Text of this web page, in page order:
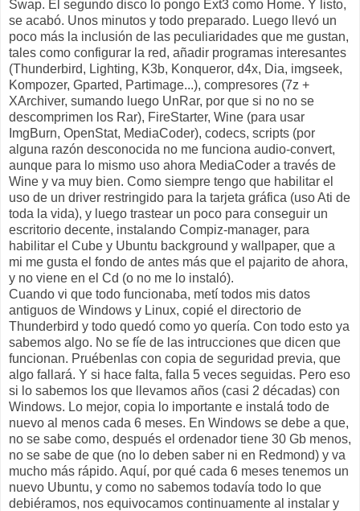
Swap. El segundo disco lo pongo Ext3 como Home. Y listo,
se acabó. Unos minutos y todo preparado. Luego llevó un
poco más la inclusión de las peculiaridades que me gustan,
tales como configurar la red, añadir programas interesantes
(Thunderbird, Lighting, K3b, Konqueror, d4x, Dia, imgseek,
Kompozer, Gparted, Partimage...), compresores (7z +
XArchiver, sumando luego UnRar, por que si no no se
descomprimen los Rar), FireStarter, Wine (para usar
ImgBurn, OpenStat, MediaCoder), codecs, scripts (por
alguna razón desconocida no me funciona audio-convert,
aunque para lo mismo uso ahora MediaCoder a través de
Wine y va muy bien. Como siempre tengo que habilitar el
uso de un driver restringido para la tarjeta gráfica (uso Ati de
toda la vida), y luego trastear un poco para conseguir un
escritorio decente, instalando Compiz-manager, para
habilitar el Cube y Ubuntu background y wallpaper, que a
mi me gusta el fondo de antes más que el pajarito de ahora,
y no viene en el Cd (o no me lo instaló).
Cuando vi que todo funcionaba, metí todos mis datos
antiguos de Windows y Linux, copié el directorio de
Thunderbird y todo quedó como yo quería. Con todo esto ya
sabemos algo. No se fíe de las intrucciones que dicen que
funcionan. Pruébenlas con copia de seguridad previa, que
algo fallará. Y si hace falta, falla 5 veces seguidas. Pero eso
si lo sabemos los que llevamos años (casi 2 décadas) con
Windows. Lo mejor, copia lo importante e instalá todo de
nuevo al menos cada 6 meses. En Windows se debe a que,
no se sabe como, después el ordenador tiene 30 Gb menos,
no se sabe de que (no lo deben saber ni en Redmond) y va
mucho más rápido. Aquí, por qué cada 6 meses tenemos un
nuevo Ubuntu, y como no sabemos todavía todo lo que
debiéramos, nos equivocamos continuamente al instalar y